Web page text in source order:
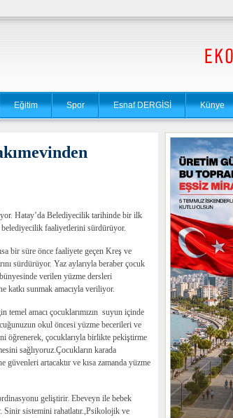
Eğitim Spor Esnaf DERGİSİ Künye
Hatay’da Belediyecilik tarihinde bir ilk
belediyecilik faaliyetlerini sürdürüyor.
bir süre önce faaliyete geçen Kreş ve
sürdürüyor. Yaz aylarıyla beraber çocuk
verilen yüzme dersleri
katkı sunmak amacıyla veriliyor.
temel amacı çocuklarımızın suyun içinde
okul öncesi yüzme becerileri ve
öğrenerek, çocuklarıyla birlikte pekiştirme
sağlıyoruz.Çocukların karada
güvenleri artacaktır ve kısa zamanda yüzme
geliştirir. Ebeveyn ile bebek
Sinir sistemini rahatlatır.,Psikolojik ve